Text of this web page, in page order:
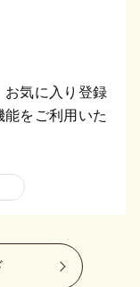
お気に入り登録
をご利用いた